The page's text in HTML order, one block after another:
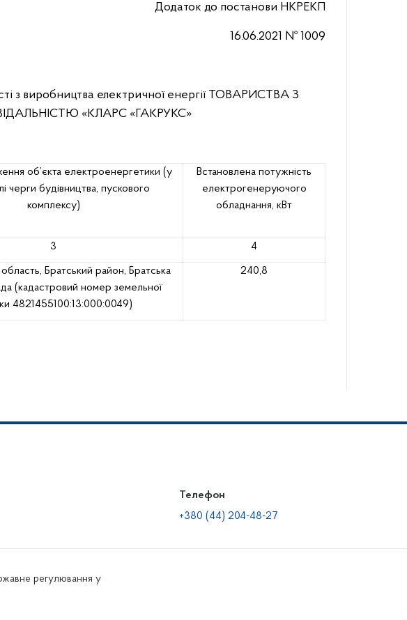
Додаток до постанови НКРЕКП
16.06.2021 № 1009
з виробництва електричної енергії ТОВАРИСТВА З
«КЛАРС «ГАКРУКС»
об’єкта електроенергетики (у
черги будівництва, пускового
комплексу)
Встановлена потужність
електрогенеруючого
обладнання, кВт
3 4
область, Братський район, Братська
(кадастровий номер земельної
4821455100:13:000:0049)
240,8
Телефон
+380 (44) 204-48-27
регулювання у